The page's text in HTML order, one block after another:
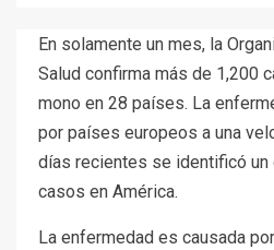
En solamente un mes, la
Salud confirma más de 1,200
mono en 28 países. La
por países europeos a una
días recientes se identificó un
casos en América.
La enfermedad es causada